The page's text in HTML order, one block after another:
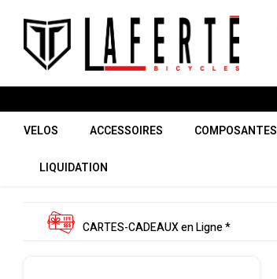
VELOS ACCESSOIRES COMPOSANTES
LIQUIDATION
CARTES-CADEAUX en Ligne *